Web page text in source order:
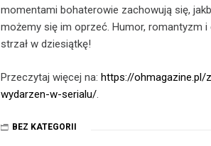
momentami bohaterowie zachowują się,
możemy się im oprzeć. Humor, romantyzm
strzał w dziesiątkę!
Przeczytaj więcej na: https://
wydarzen-w-serialu/
BEZ KATEGORII